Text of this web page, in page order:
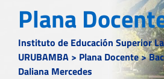
Plana
Instituto de Educación Superior
URUBAMBA > Plana Docente>
Daliana Mercedes